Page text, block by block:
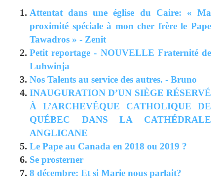
Attentat dans une église du Caire: « Ma
proximité spéciale à mon cher frère le Pape
Tawadros » - Zenit
Petit reportage - NOUVELLE Fraternité de
Luhwinja
Nos Talents au service des autres. - Bruno
INAUGURATION D’UN SIÈGE RÉSERVÉ
À L’ARCHEVÊQUE CATHOLIQUE DE
QUÉBEC DANS LA CATHÉDRALE
ANGLICANE
Le Pape au Canada en 2018 ou 2019 ?
Se prosterner
8 décembre: Et si Marie nous parlait?